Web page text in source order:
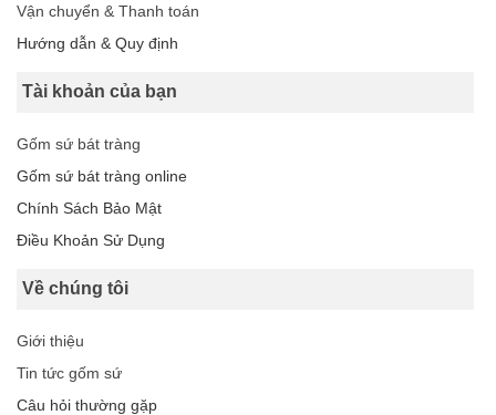
Vận chuyển & Thanh toán
Hướng dẫn & Quy định
Tài khoản của bạn
Gốm sứ bát tràng
Gốm sứ bát tràng online
Chính Sách Bảo Mật
Điều Khoản Sử Dụng
Về chúng tôi
Giới thiệu
Tin tức gốm sứ
Câu hỏi thường gặp